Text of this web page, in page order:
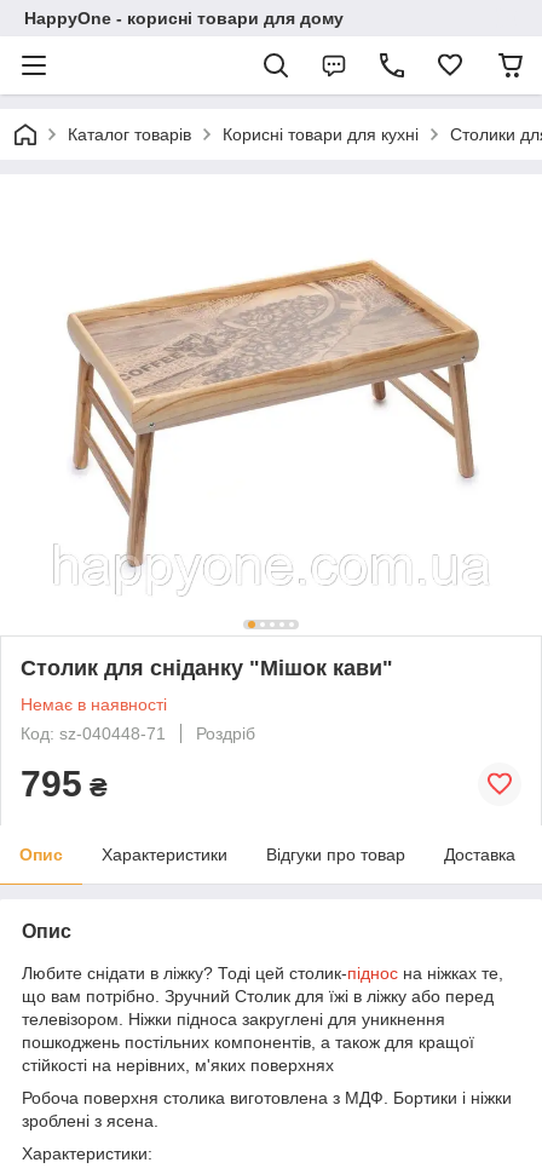
HappyOne - корисні товари для дому
Каталог товарів Корисні товари для кухні Столики
Столик для сніданку "Мішок кави"
Немає в наявності
Код: sz-040448-71
Роздріб
795 ₴
Опис Характеристики Відгуки про товар Доставка
Опис
Любите снідати в ліжку? Тоді цей столик-піднос на ніжках те,
що вам потрібно. Зручний Столик для їжі в ліжку або перед
телевізором. Ніжки підноса закруглені для уникнення
пошкоджень постільних компонентів, а також для кращої
стійкості на нерівних, м'яких поверхнях
Робоча поверхня столика виготовлена з МДФ. Бортики і ніжки
зроблені з ясена.
Характеристики: